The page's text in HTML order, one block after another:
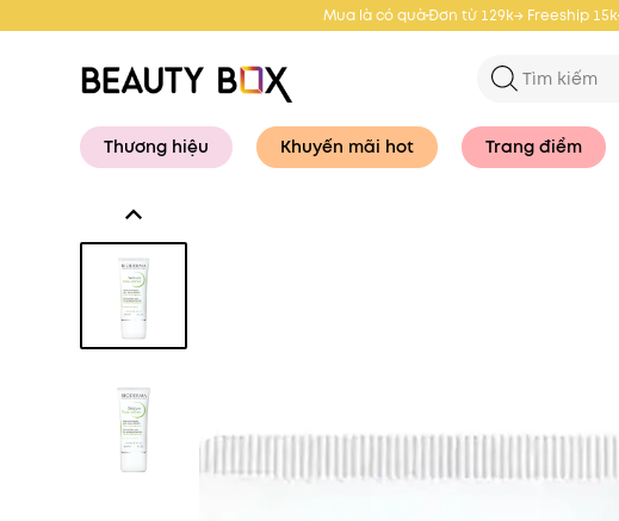
Mua là có quàĐơn từ 129k→ Freeship 15k
Thương hiệu Khuyến mãi hot Trang điểm